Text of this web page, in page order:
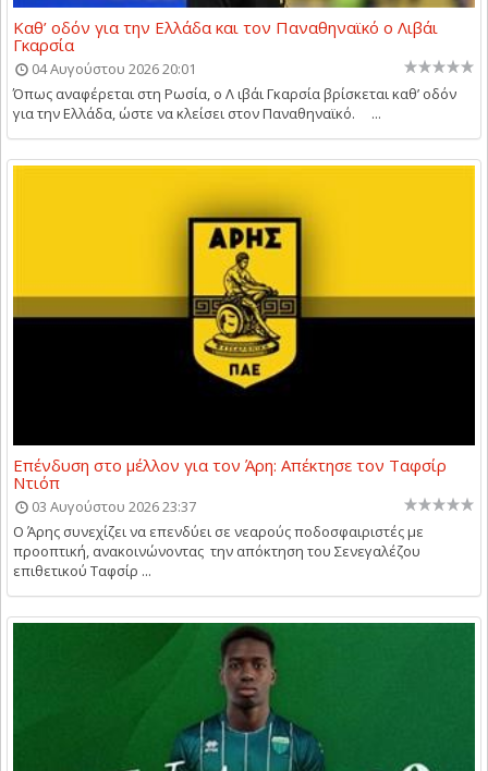
Καθ’ οδόν για την Ελλάδα και τον Παναθηναϊκό ο Λιβάι
Γκαρσία
04 Αυγούστου 2026 20:01
Όπως αναφέρεται στη Ρωσία, ο Λ ιβάι Γκαρσία βρίσκεται καθ’ οδόν
για την Ελλάδα, ώστε να κλείσει στον Παναθηναϊκό. ...
Επένδυση στο μέλλον για τον Άρη: Απέκτησε τον Ταφσίρ
Ντιόπ
03 Αυγούστου 2026 23:37
Ο Άρης συνεχίζει να επενδύει σε νεαρούς ποδοσφαιριστές με
προοπτική, ανακοινώνοντας την απόκτηση του Σενεγαλέζου
επιθετικού Ταφσίρ ...